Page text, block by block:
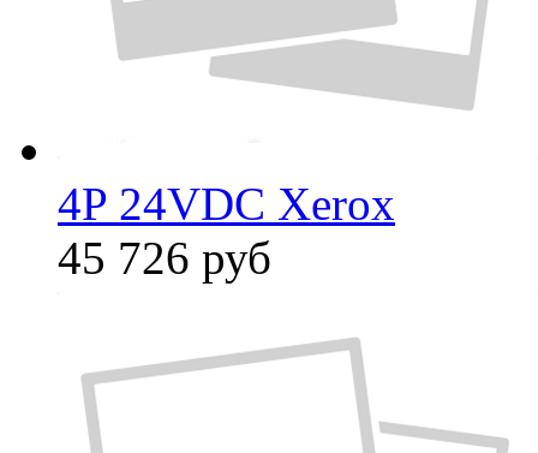
4P 24VDC Xerox
45 726 руб